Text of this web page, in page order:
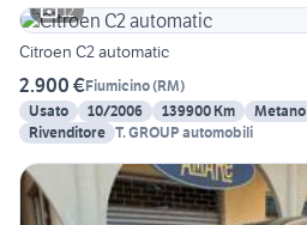
12
Citroen C2 automatic
2.900 €Fiumicino(RM)
Usato
10/2006 139900 Km Metano
Rivenditore T. GROUP automobili